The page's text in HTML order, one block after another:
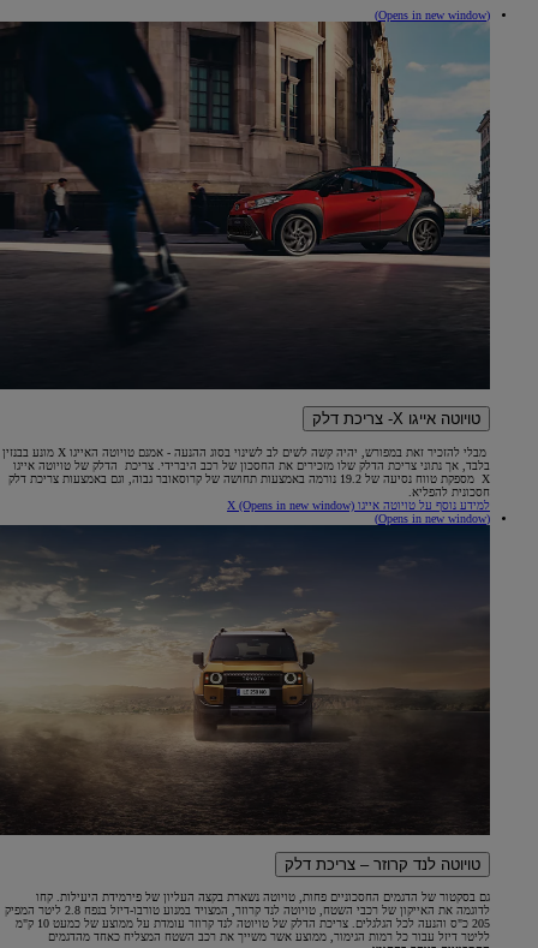
(Opens in new window)
טויוטה אייגו X- צריכת דלק
מבלי להזכיר זאת במפורש, יהיה קשה לשים לב לשינוי בסוג ההנעה - אמנם טויוטה האייגו X מונע בבנזין
בלבד, אך נתוני צריכת הדלק שלו מזכירים את החסכון של רכב היברידי. צריכת הדלק של טויוטה אייגו
X מספקת טווח נסיעה של 19.2 נורמה באמצעות תחושה של קרוסאובר גבוה, וגם באמצעות צריכת דלק
חסכונית להפליא.
למידע נוסף על טויוטה אייגו X (Opens in new window)
(Opens in new window)
טויוטה לנד קרוזר – צריכת דלק
גם בסקטור של הדגמים החסכוניים פחות, טויוטה נשארת בקצה העליון של פירמידת היעילות. קחו
לדוגמה את האייקון של רכבי השטח, טויוטה לנד קרוזר, המצויד במנוע טורבו-דיזל בנפח 2.8 ליטר המפיק
205 כ"ס והנעה לכל הגלגלים. צריכת הדלק של טויוטה לנד קרוזר עומדת על ממוצע של כמעט 10 ק"מ
לליטר דיזל עבור כל רמות הגימור, ממוצע אשר משייך את רכב השטח המצליח כאחד מהדגמים